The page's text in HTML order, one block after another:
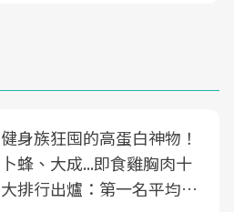
健身族狂囤的高蛋白神物！
卜蜂、大成...即食雞胸肉十
大排行出爐：第一名平均一